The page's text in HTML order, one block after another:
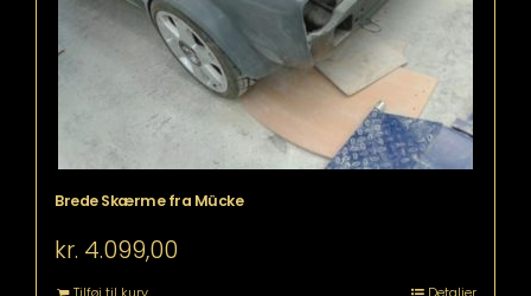
Brede Skærme fra Mücke
kr. 4.099,00
Tilføj til kurv Detaljer